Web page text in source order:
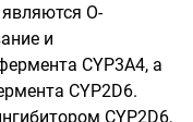
O-
и
CYP3A4, а
CYP2D6.
CYP2D6,